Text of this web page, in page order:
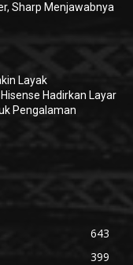
Sharp Menjawabnya
Layak
Hadirkan Layar
Pengalaman
643
399